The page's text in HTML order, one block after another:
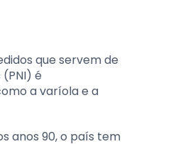
que servem de
é
a varíola e a
anos 90, o país tem